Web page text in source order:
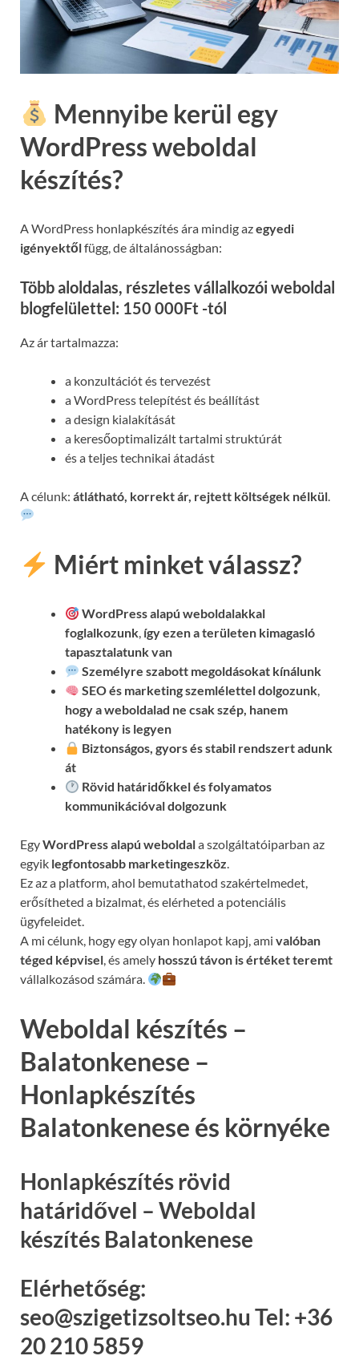
Mennyibe kerül egy
WordPress weboldal
készítés?
A WordPress honlapkészítés ára mindig azegyedi
igényektőlfügg, de általánosságban:
Több aloldalas, részletes vállalkozói weboldal
blogfelülettel: 150 000Ft -tól
Az ár tartalmazza:
a konzultációt és tervezést
a WordPress telepítést és beállítást
a design kialakítását
a keresőoptimalizált tartalmi struktúrát
és a teljes technikai átadást
A célunk: átlátható, korrekt ár, rejtett költségek nélkül
Miért minket válassz?
WordPress alapú weboldalakkal
foglalkozunk, így ezen a területen kimagasló
tapasztalatunk van
Személyre szabott megoldásokat kínálunk
SEO és marketing szemlélettel dolgozunk,
hogy a weboldalad ne csak szép, hanem
hatékony is legyen
Biztonságos, gyors és stabil rendszert adunk
át
Rövid határidőkkel és folyamatos
kommunikációvaldolgozunk
EgyWordPress alapú weboldala szolgáltatóiparban az
egyik legfontosabb marketingeszköz.
Ez az a platform, ahol bemutathatod szakértelmedet,
erősítheted a bizalmat, és elérheted a potenciális
ügyfeleidet.
A mi célunk, hogy egy olyan honlapot kapj, ami valóban
téged képvisel, és amely hosszú távon is értéket teremt
vállalkozásod számára.
Weboldal készítés –
Balatonkenese –
Honlapkészítés
Balatonkenese és környéke
Honlapkészítés rövid
határidővel – Weboldal
készítés Balatonkenese
Elérhetőség:
seo@szigetizsoltseo.hu Tel: +36
20 210 5859